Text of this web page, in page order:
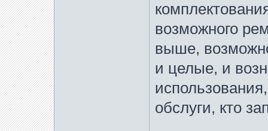
возможного
выше,
и целые, и
обслуги, кто